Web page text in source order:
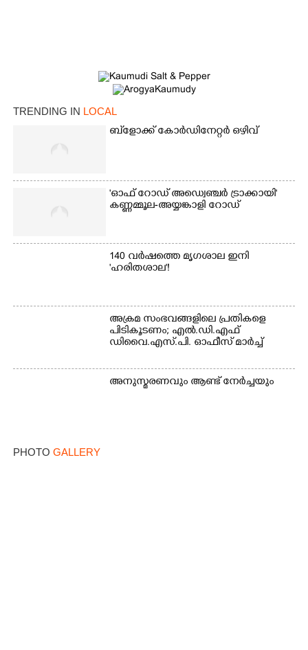
TRENDING IN LOCAL
ബ്‌ളോക്ക് കോർഡിനേറ്റർ ഒഴിവ്
'ഓഫ് റോഡ് അഡ്വെഞ്ചർ ട്രാക്കായി'
കണ്ണമ്മൂല-അയ്യങ്കാളി റോഡ്
140 വർഷത്തെ മൃഗശാല ഇനി
'ഹരിതശാല'!
അക്രമ സംഭവങ്ങളിലെ പ്രതികളെ
പിടികൂടണം; എൽ.ഡി.എഫ്
ഡിവൈ.എസ്.പി. ഓഫീസ് മാർച്ച്
അനുസ്മരണവും ആണ്ട് നേർച്ചയും
PHOTO GALLERY
×
Share this link
Copy Link